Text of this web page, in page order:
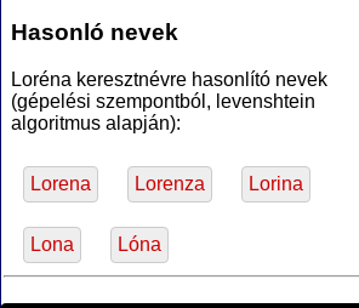
Hasonló nevek
Loréna keresztnévre hasonlító nevek
(gépelési szempontból, levenshtein
algoritmus alapján):
Lorena Lorenza Lorina
Lona Lóna